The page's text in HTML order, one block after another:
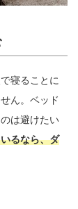
寝ることに
ん。ベッド
は避けたい
るなら、ダ